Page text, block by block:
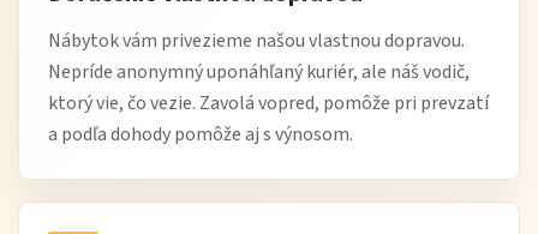
Nábytok vám privezieme našou vlastnou dopravou.
Nepríde anonymný uponáhľaný kuriér, ale náš vodič,
ktorý vie, čo vezie. Zavolá vopred, pomôže pri prevzatí
a podľa dohody pomôže aj s výnosom.